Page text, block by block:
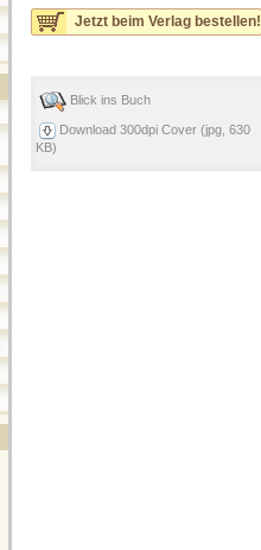
Jetzt beim Verlag bestellen!
Blick ins Buch
Download 300dpi Cover (jpg, 630
KB)